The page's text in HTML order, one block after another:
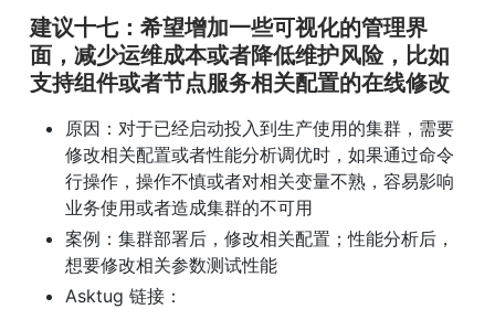
建议十七：希望增加一些可视化的管理界
面，减少运维成本或者降低维护风险，比如
支持组件或者节点服务相关配置的在线修改
原因：对于已经启动投入到生产使用的集群，需要
修改相关配置或者性能分析调优时，如果通过命令
行操作，操作不慎或者对相关变量不熟，容易影响
业务使用或者造成集群的不可用
案例：集群部署后，修改相关配置；性能分析后，
想要修改相关参数测试性能
Asktug 链接：